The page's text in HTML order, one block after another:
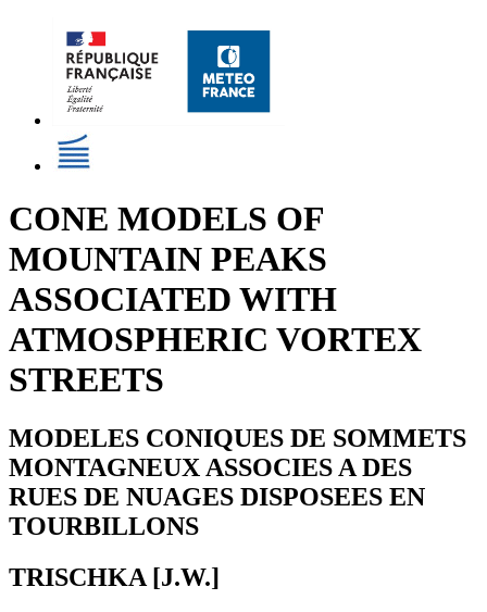
CONE MODELS OF
MOUNTAIN PEAKS
ASSOCIATED WITH
ATMOSPHERIC VORTEX
STREETS
MODELES CONIQUES DE SOMMETS
MONTAGNEUX ASSOCIES A DES
RUES DE NUAGES DISPOSEES EN
TOURBILLONS
TRISCHKA [J.W.]